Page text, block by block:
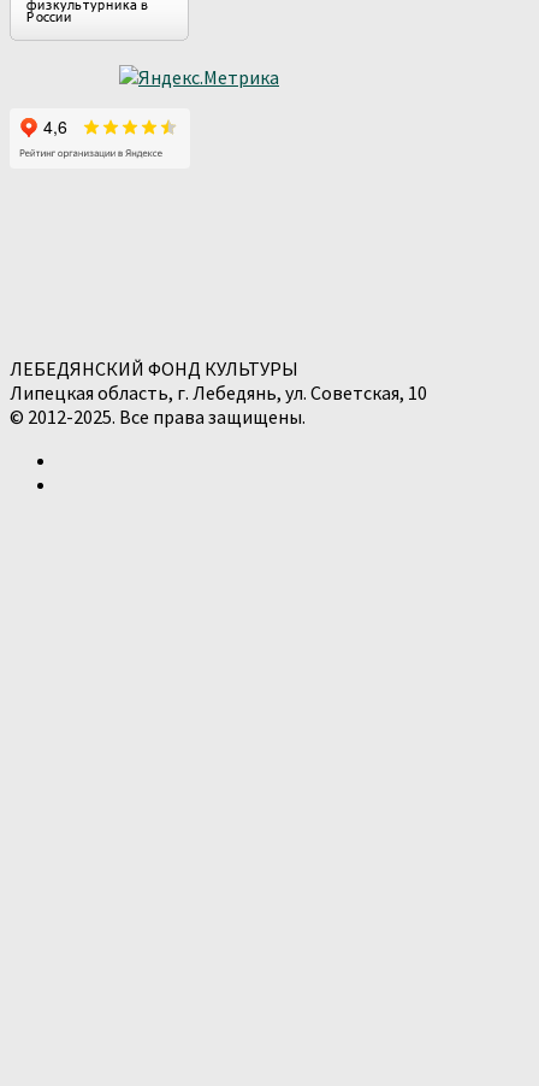
ЛЕБЕДЯНСКИЙ ФОНД КУЛЬТУРЫ
Липецкая область, г. Лебедянь, ул. Советская, 10
© 2012-2025. Все права защищены.